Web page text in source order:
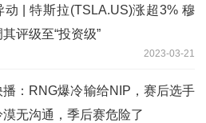
动 | 特斯拉(TSLA.US)涨超3% 穆
评级至“投资级”
2023-03-21
播：RNG爆冷输给NIP，赛后选手
无沟通，季后赛危险了